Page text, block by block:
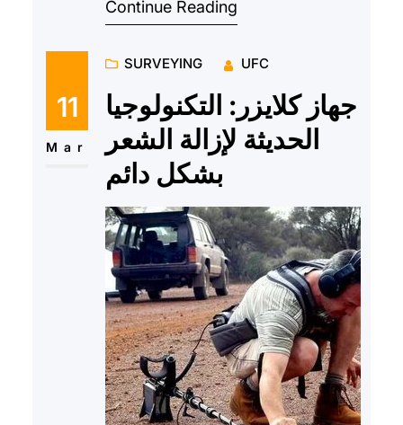
Continue Reading
11
Mar
SURVEYING UFC
جهاز كلايزر: التكنولوجيا
الحديثة لإزالة الشعر
بشكل دائم